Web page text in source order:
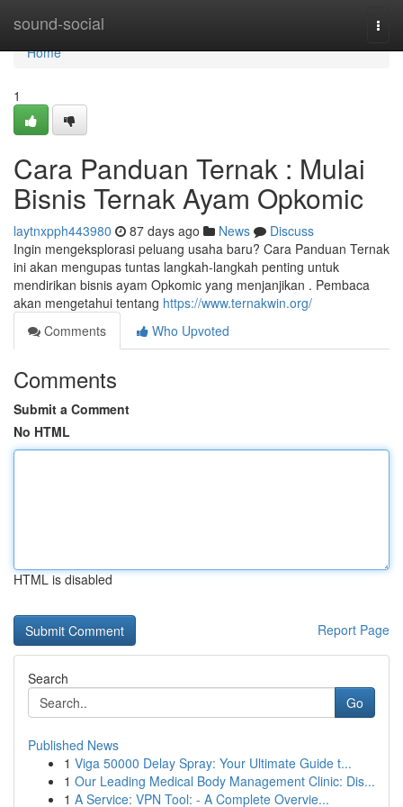
sound-social
Home
Home
1
Cara Panduan Ternak : Mulai
Bisnis Ternak Ayam Opkomic
laytnxpph443980 87 days ago News
Discuss
Ingin mengeksplorasi peluang usaha baru? Cara Panduan Ternak
ini akan mengupas tuntas langkah-langkah penting untuk
mendirikan bisnis ayam Opkomic yang menjanjikan . Pembaca
akan mengetahui tentang https://www.ternakwin.org/
Comments
Who Upvoted
Comments
Submit a Comment
No HTML
HTML is disabled
Report Page
Search
Go
Published News
1 Viga 50000 Delay Spray: Your Ultimate Guide t...
1 Our Leading Medical Body Management Clinic: Dis...
1 A Service: VPN Tool: - A Complete Overvie...